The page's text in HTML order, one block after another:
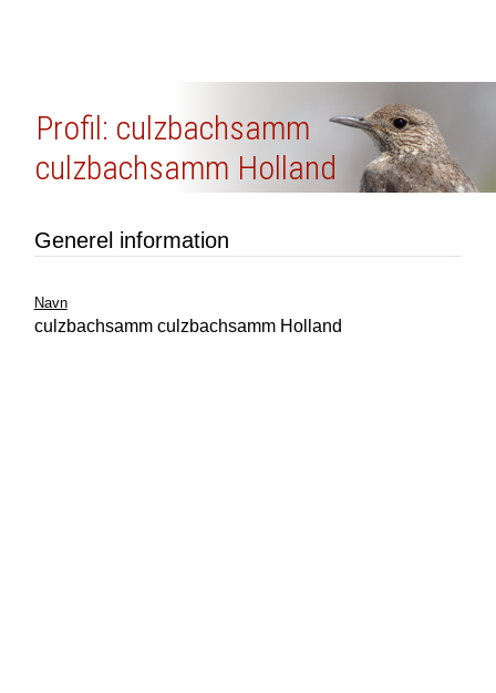
Profil: culzbachsamm
culzbachsamm Holland
Generel information
Navn
culzbachsamm culzbachsamm Holland